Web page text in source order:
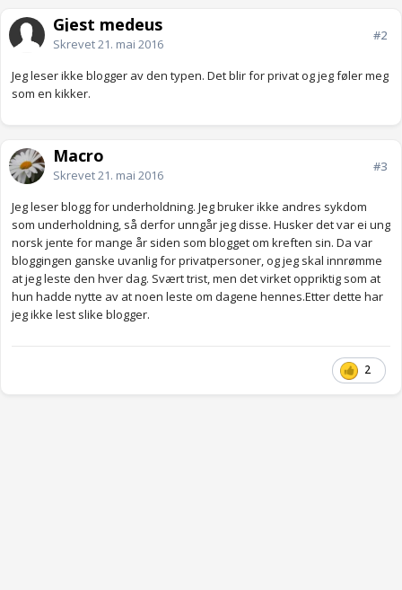
Gjest medeus
Skrevet21. mai 2016
#2
Jeg leser ikke blogger av den typen. Det blir for privat og jeg føler meg
som en kikker.
Macro
Skrevet21. mai 2016
#3
Jeg leser blogg for underholdning. Jeg bruker ikke andres sykdom
som underholdning, så derfor unngår jeg disse. Husker det var ei ung
norsk jente for mange år siden som blogget om kreften sin. Da var
bloggingen ganske uvanlig for privatpersoner, og jeg skal innrømme
at jeg leste den hver dag. Svært trist, men det virket oppriktig som at
hun hadde nytte av at noen leste om dagene hennes.Etter dette har
jeg ikke lest slike blogger.
2